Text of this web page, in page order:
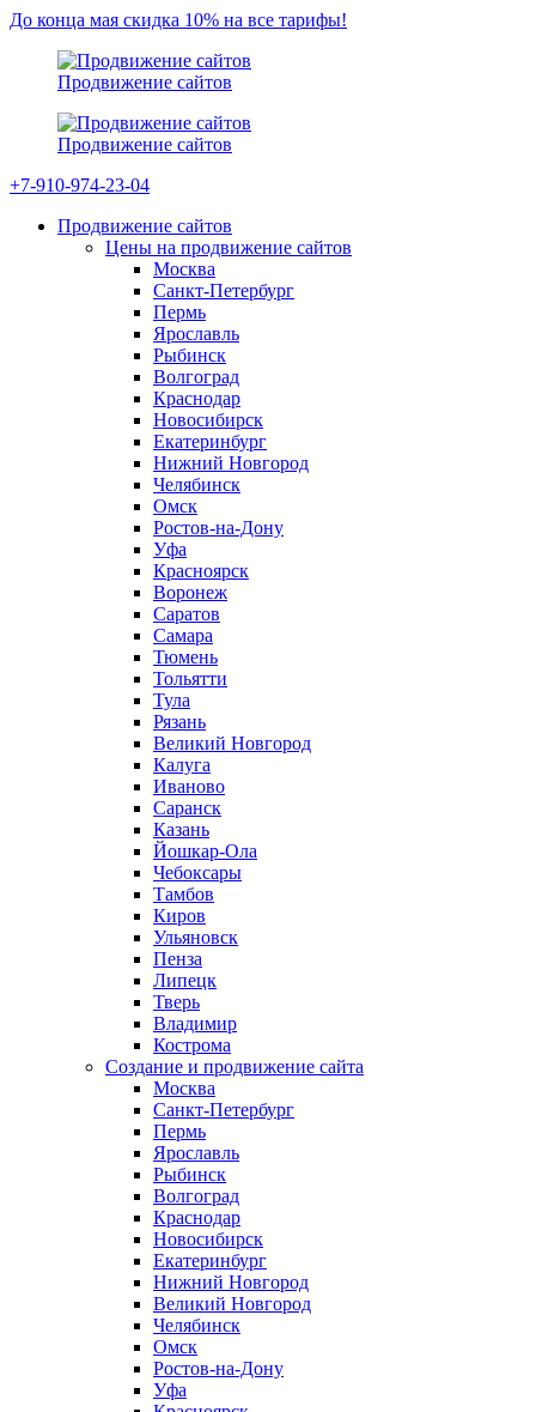
До конца мая скидка 10% на все тарифы!
Продвижение сайтов
Продвижение сайтов
+7-910-974-23-04
Продвижение сайтов
Цены на продвижение сайтов
Москва
Санкт-Петербург
Пермь
Ярославль
Рыбинск
Волгоград
Краснодар
Новосибирск
Екатеринбург
Нижний Новгород
Челябинск
Омск
Ростов-на-Дону
Уфа
Красноярск
Воронеж
Саратов
Самара
Тюмень
Тольятти
Тула
Рязань
Великий Новгород
Калуга
Иваново
Саранск
Казань
Йошкар-Ола
Чебоксары
Тамбов
Киров
Ульяновск
Пенза
Липецк
Тверь
Владимир
Кострома
Создание и продвижение сайта
Москва
Санкт-Петербург
Пермь
Ярославль
Рыбинск
Волгоград
Краснодар
Новосибирск
Екатеринбург
Нижний Новгород
Великий Новгород
Челябинск
Омск
Ростов-на-Дону
Уфа